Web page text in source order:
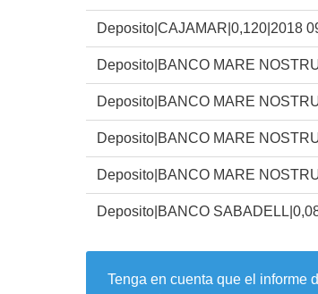
Deposito|CAJAMAR|0,120|2018
Deposito|BANCO MARE
Deposito|BANCO MARE
Deposito|BANCO MARE
Deposito|BANCO MARE
Deposito|BANCO
Tenga en cuenta que el informe